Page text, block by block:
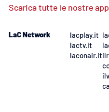
APP
Scarica tutte le nostre
LaC Network
lacplay.it
lactv.it
laconair.it